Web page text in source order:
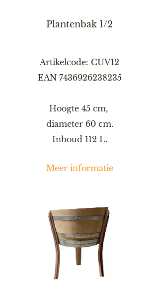
Plantenbak 1/2
Artikelcode: CUV12
EAN 7436926238235
Hoogte 45 cm,
diameter 60 cm.
Inhoud 112 L.
Meer informatie